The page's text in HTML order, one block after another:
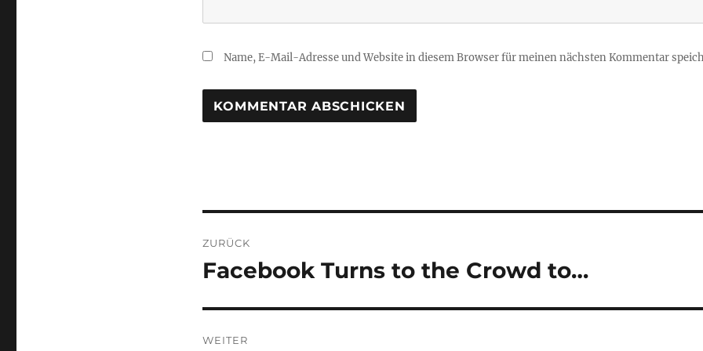
Name, E-Mail-Adresse und Website in diesem Browser für meinen nächsten Kommentar
ZURÜCK
Vorheriger
Facebook Turns to the Crowd to…
WEITER